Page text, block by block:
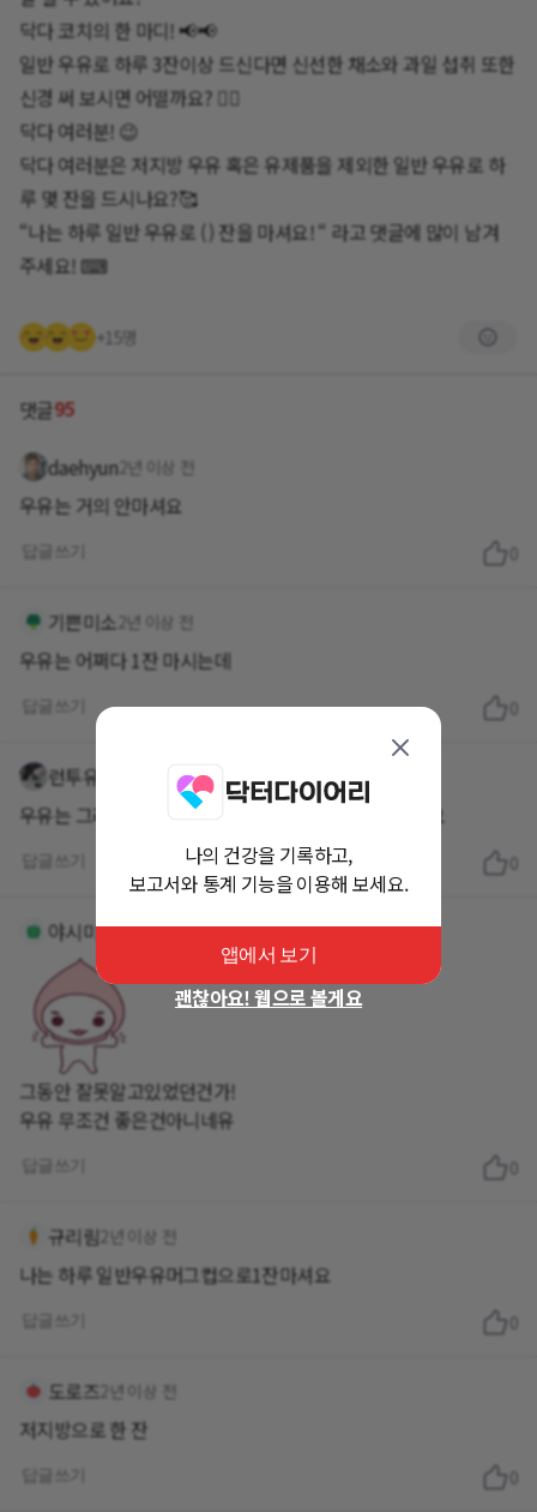
닥다 코치의 한 마디! 📢📢
일반 우유로 하루 3잔이상 드신다면 신선한 채소와 과일 섭취 또한
신경 써 보시면 어떨까요? 👩‍⚕️
닥다 여러분! 😉
닥다 여러분은 저지방 우유 혹은 유제품을 제외한 일반 우유로 하
루 몇 잔을 드시나요?🥰
“나는 하루 일반 우유로 ( ) 잔을 마셔요! “ 라고 댓글에 많이 남겨
주세요! ⌨
+15명
댓글95
daehyun2년 이상 전
우유는 거의 안마셔요
기쁜미소2년 이상 전
우유는 어쩌다 1잔 마시는데
런투유 2년 이상 전
우유는 그래서 거의 안먹습니다. 플레인 요거트만 먹지요
야시미2년 이상 전
그동안 잘못알고있었던건가!
우유 무조건 좋은건아니네유
규리림2년 이상 전
나는 하루 일반우유머그컵으로1잔마셔요
도로즈2년 이상 전
저지방으로 한 잔
나의 건강을 기록하고,
보고서와 통계 기능을 이용해 보세요.
앱에서 보기
괜찮아요! 웹으로 볼게요